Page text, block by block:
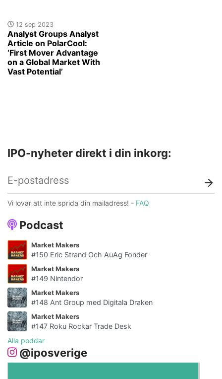
12 sep 2023
Analyst Groups Analyst
Article on PolarCool:
‘First Mover Advantage
on a Global Market With
Vast Potential’
Podcast
Market Makers
#150 Eric Strand Och AuAg Fonder
Market Makers
#149 Nintendor
Market Makers
#148 Ant Group med Digitala Draken
Market Makers
#147 Roku Rockar Trade Desk
Alla poddar
@iposverige
IPO-nyheter direkt i din inkorg:
Vi lovar att inte sprida din mailadress! - FAQ